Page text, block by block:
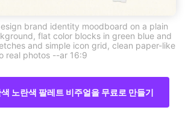
brand identity moodboard on a plain
flat color blocks in green blue and
and simple icon grid, clean paper-like
real photos --ar 16:9
노란색 팔레트 비주얼을 무료로 만들기